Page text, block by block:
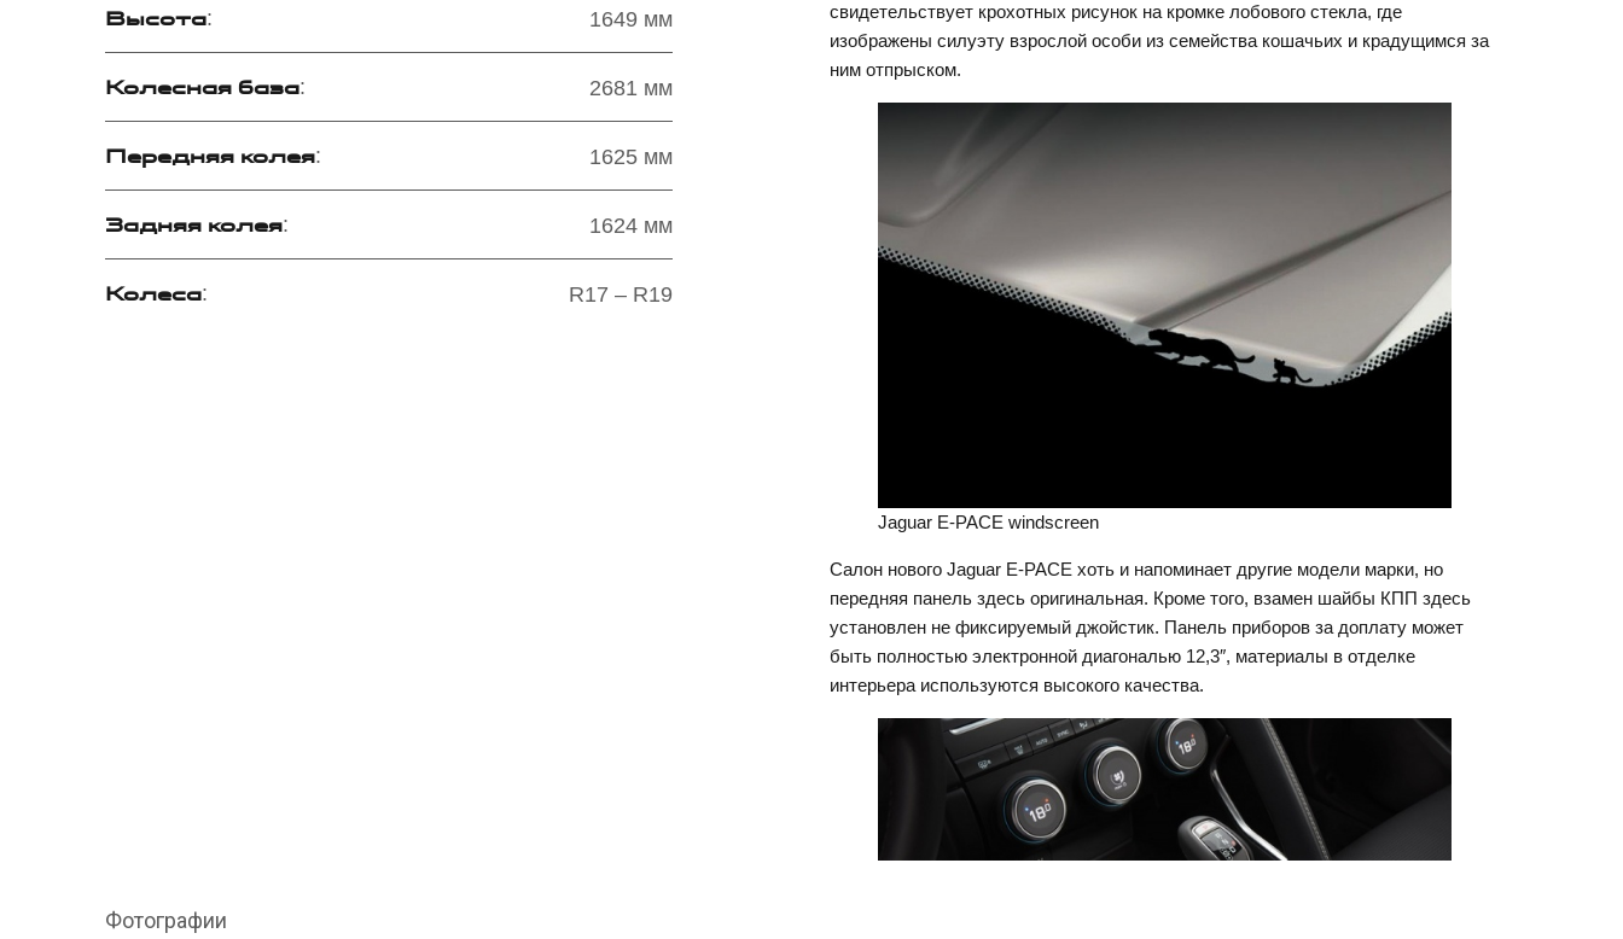
Высота: 1649 мм
Колесная база: 2681 мм
Передняя колея: 1625 мм
Задняя колея: 1624 мм
Колеса: R17 – R19
свидетельствует крохотных рисунок на кромке лобового стекла, где
изображены силуэту взрослой особи из семейства кошачьих и крадущимся за
ним отпрыском.
Jaguar E-PACE windscreen
Салон нового Jaguar E-PACE хоть и напоминает другие модели марки, но
передняя панель здесь оригинальная. Кроме того, взамен шайбы КПП здесь
установлен не фиксируемый джойстик. Панель приборов за доплату может
быть полностью электронной диагональю 12,3″, материалы в отделке
интерьера используются высокого качества.
Фотографии